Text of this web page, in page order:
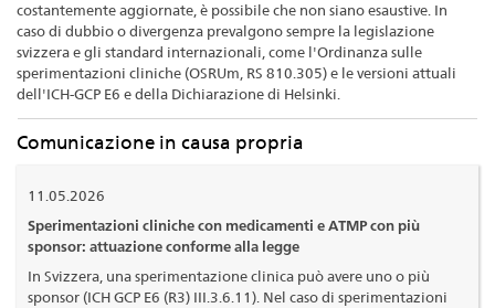
costantemente aggiornate, è possibile che non siano esaustive. In
caso di dubbio o divergenza prevalgono sempre la legislazione
svizzera e gli standard internazionali, come l'Ordinanza sulle
sperimentazioni cliniche (OSRUm, RS 810.305) e le versioni attuali
dell'ICH-GCP E6 e della Dichiarazione di Helsinki.
Comunicazione in causa propria
11.05.2026
Sperimentazioni cliniche con medicamenti e ATMP con più
sponsor: attuazione conforme alla legge
In Svizzera, una sperimentazione clinica può avere uno o più
sponsor (ICH GCP E6 (R3) III.3.6.11). Nel caso di sperimentazioni